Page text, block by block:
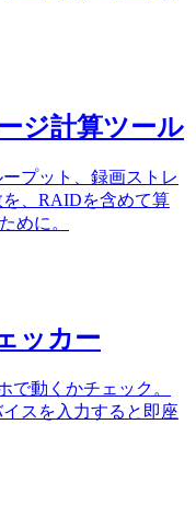
ジ計算ツール
プット、録画ストレ
、RAIDを含めて算
めに。
ッカー
で動くかチェック。
スを入力すると即座